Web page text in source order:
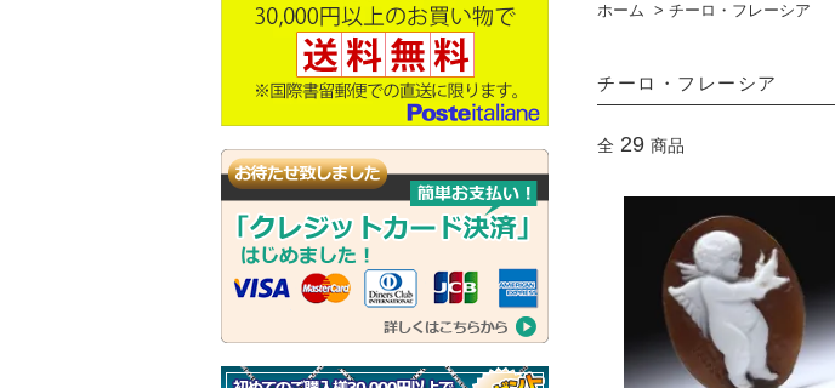
ホーム > チーロ・フレーシア
チーロ・フレーシア
全 29 商品